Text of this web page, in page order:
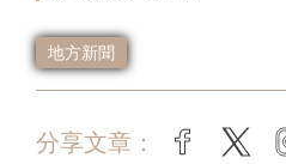
地方新聞
分享文章：